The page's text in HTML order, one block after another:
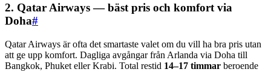
2. Qatar Airways — bäst pris och komfort via
Doha#
Qatar Airways är ofta det smartaste valet om du vill ha bra pris utan
att ge upp komfort. Dagliga avgångar från Arlanda via Doha till
Bangkok, Phuket eller Krabi. Total restid 14–17 timmar beroende